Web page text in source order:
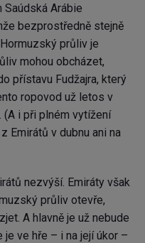
Arábie
bezprostředně stejně
průliv je
mohou obcházet,
přístavu Fudžajra, který
ropovod už letos v
(A i při plném vytížení
Emirátů v dubnu ani na
nezvýší. Emiráty však
průliv otevře,
A hlavně je už nebude
ve hře – i na její úkor –